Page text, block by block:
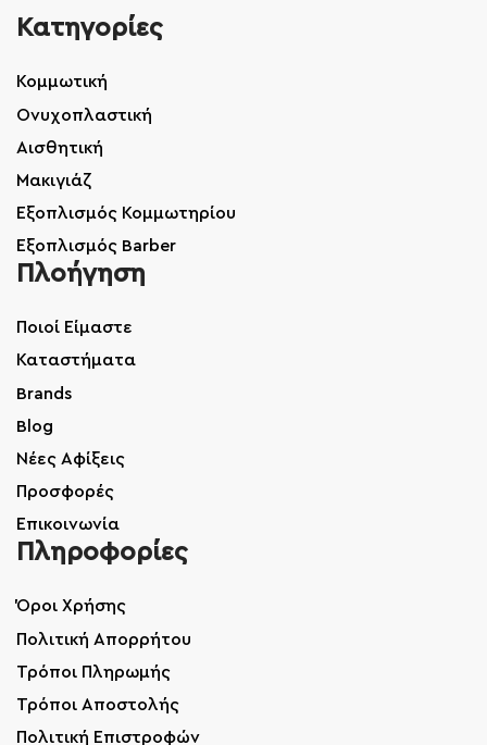
Κατηγορίες
Κομμωτική
Ονυχοπλαστική
Αισθητική
Μακιγιάζ
Εξοπλισμός Κομμωτηρίου
Εξοπλισμός Barber
Πλοήγηση
Ποιοί Είμαστε
Καταστήματα
Brands
Blog
Νέες Αφίξεις
Προσφορές
Επικοινωνία
Πληροφορίες
Όροι Χρήσης
Πολιτική Απορρήτου
Τρόποι Πληρωμής
Τρόποι Αποστολής
Πολιτική Επιστροφών